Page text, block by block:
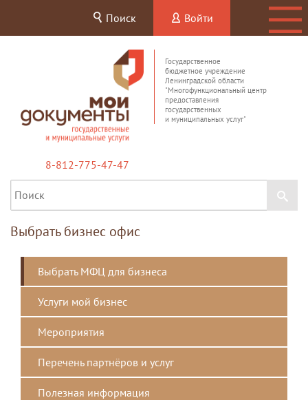
Поиск Войти
Государственное
бюджетное учреждение
Ленинградской области
"Многофункциональный центр
предоставления
государственных
и муниципальных услуг"
8-812-775-47-47
Выбрать бизнес офис
Выбрать МФЦ для бизнеса
Услуги мой бизнес
Мероприятия
Перечень партнёров и услуг
Полезная информация